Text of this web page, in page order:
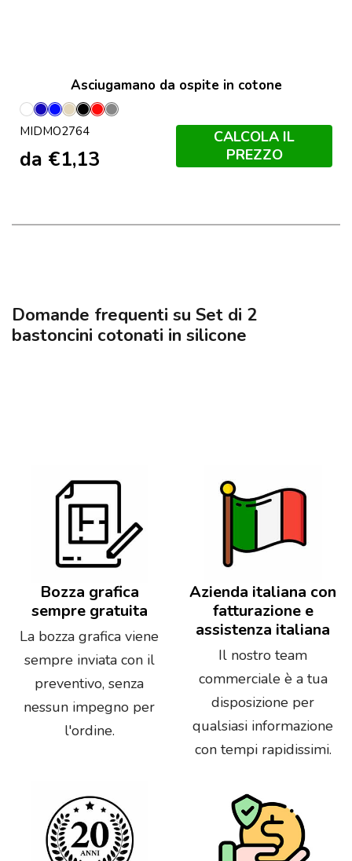
Asciugamano da ospite in cotone
Bianco
BluBlu
Royal
Corda
Nero
RossoGrigio
MIDMO2764
da €1,13
CALCOLA IL
PREZZO
Domande frequenti su Set di 2
bastoncini cotonati in silicone
Bozza grafica
sempre gratuita
La bozza grafica viene
sempre inviata con il
preventivo, senza
nessun impegno per
l'ordine.
Azienda italiana con
fatturazione e
assistenza italiana
Il nostro team
commerciale è a tua
disposizione per
qualsiasi informazione
con tempi rapidissimi.